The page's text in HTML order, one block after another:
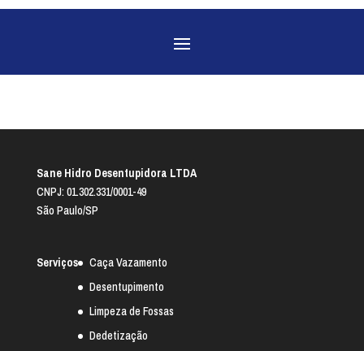
Sane Hidro Desentupidora LTDA
CNPJ: 01.302.331/0001-49
São Paulo/SP
Serviços
Caça Vazamento
Desentupimento
Limpeza de Fossas
Dedetização